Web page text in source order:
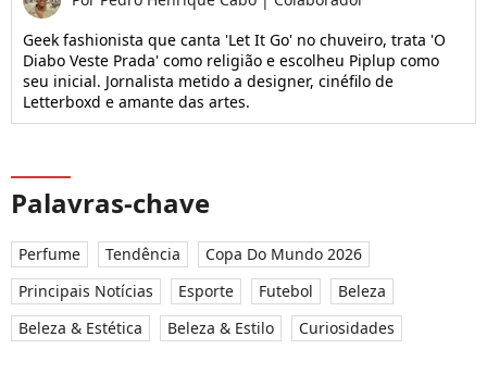
Geek fashionista que canta 'Let It Go' no chuveiro, trata 'O
Diabo Veste Prada' como religião e escolheu Piplup como
seu inicial. Jornalista metido a designer, cinéfilo de
Letterboxd e amante das artes.
Palavras-chave
Perfume Tendência
Copa Do Mundo 2026
Principais Notícias
Esporte Futebol
Beleza
Beleza & Estética
Beleza & Estilo Curiosidades